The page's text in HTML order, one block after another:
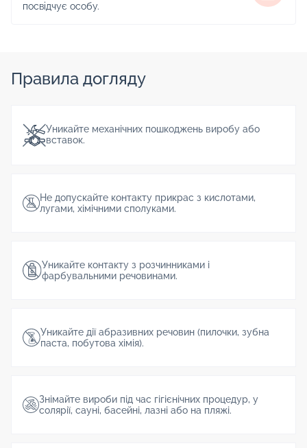
посвідчує особу.
Правила догляду
Уникайте механічних пошкоджень виробу або
вставок.
Не допускайте контакту прикрас з кислотами,
лугами, хімічними сполуками.
Уникайте контакту з розчинниками і
фарбувальними речовинами.
Уникайте дії абразивних речовин (пилочки, зубна
паста, побутова хімія).
Знімайте вироби під час гігієнічних процедур, у
солярії, сауні, басейні, лазні або на пляжі.